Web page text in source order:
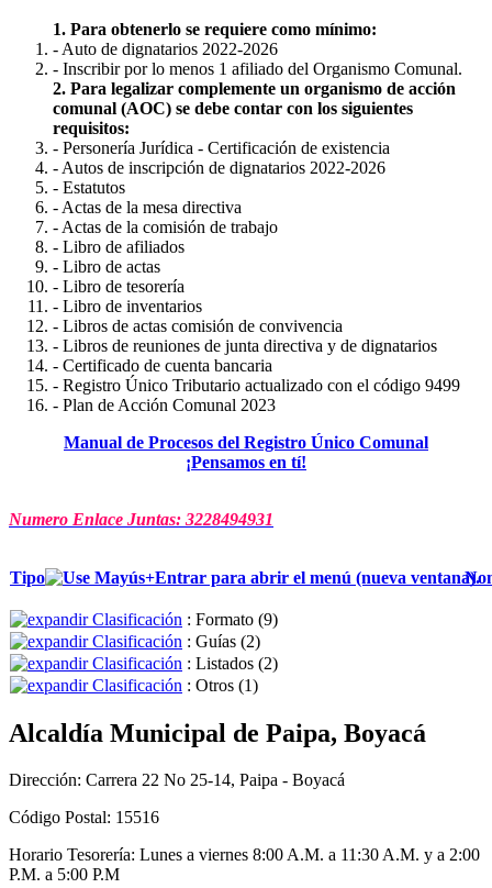
1. Para obtenerlo se requiere como mínimo:
- Auto de dignatarios 2022-2026
- Inscribir por lo menos 1 afiliado del Organismo Comunal.
2. Para legalizar complemente un organismo de acción
comunal (AOC) se debe contar con los siguientes
requisitos:
- Personería Jurídica - Certificación de existencia
- Autos de inscripción de dignatarios 2022-2026
- Estatutos
- Actas de la mesa directiva
- Actas de la comisión de trabajo
- Libro de afiliados
- Libro de actas
- Libro de tesorería
- Libro de inventarios
- Libros de actas comisión de convivencia
- Libros de reuniones de junta directiva y de dignatarios
- Certificado de cuenta bancaria
- Registro Único Tributario actualizado con el código 9499
- Plan de Acción Comunal 2023
Manual de Procesos del Registro Único Comunal
¡Pensamos en tí!
Numero Enlace Juntas: 3228494931
Tipo
Clasificación : Formato ‎(9)
Clasificación : Guías ‎(2)
Clasificación : Listados ‎(2)
Clasificación : Otros ‎(1)
Alcaldía Municipal de Paipa, Boyacá
Dirección: Carrera 22 No 25-14, Paipa - Boyacá
Código Postal: 15516
Horario Tesorería: Lunes a viernes 8:00 A.M. a 11:30 A.M. y a 2:00
P.M. a 5:00 P.M